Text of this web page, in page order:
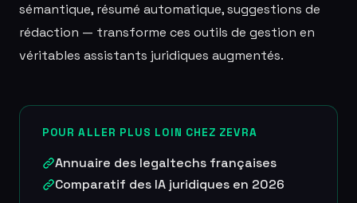
sémantique, résumé automatique, suggestions de
rédaction — transforme ces outils de gestion en
véritables assistants juridiques augmentés.
POUR ALLER PLUS LOIN CHEZ ZEVRA
Annuaire des legaltechs françaises
Comparatif des IA juridiques en 2026